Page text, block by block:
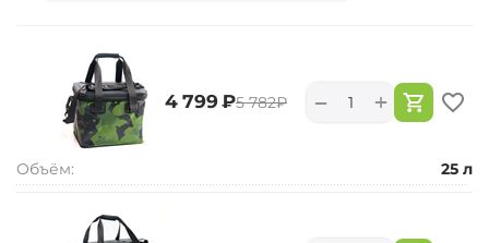
‍4 799‍ ₽‍5 782‍₽ +
−
Объём: 25 л